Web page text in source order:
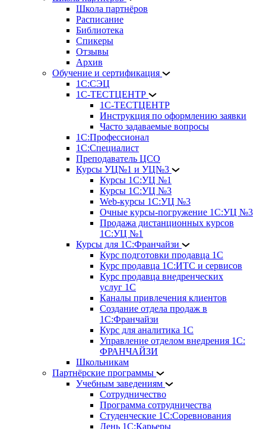
Школа партнёров
Расписание
Библиотека
Спикеры
Отзывы
Архив
Обучение и сертификация
1С:СЭЦ
1С-ТЕСТЦЕНТР
1С-ТЕСТЦЕНТР
Инструкция по оформлению заявки
Часто задаваемые вопросы
1С:Профессионал
1С:Специалист
Преподаватель ЦСО
Курсы УЦ№1 и УЦ№3
Курсы 1С:УЦ №1
Курсы 1С:УЦ №3
Web-курсы 1С:УЦ №3
Очные курсы-погружение 1С:УЦ №3
Продажа дистанционных курсов
1С:УЦ №1
Курсы для 1С:Франчайзи
Курс подготовки продавца 1С
Курс продавца 1С:ИТС и сервисов
Курс продавца внедренческих
услуг 1С
Каналы привлечения клиентов
Создание отдела продаж в
1С:Франчайзи
Курс для аналитика 1С
Управление отделом внедрения 1С:
ФРАНЧАЙЗИ
Школьникам
Партнёрские программы
Учебным заведениям
Сотрудничество
Программа сотрудничества
Студенческие 1С:Соревнования
День 1С:Карьеры